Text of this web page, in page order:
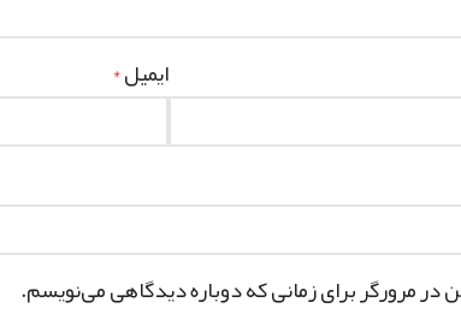
ایمیل*
در مرورگر برای زمانی که دوباره دیدگاهی می‌نویسم.